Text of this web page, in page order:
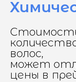
волос,
может
цены в